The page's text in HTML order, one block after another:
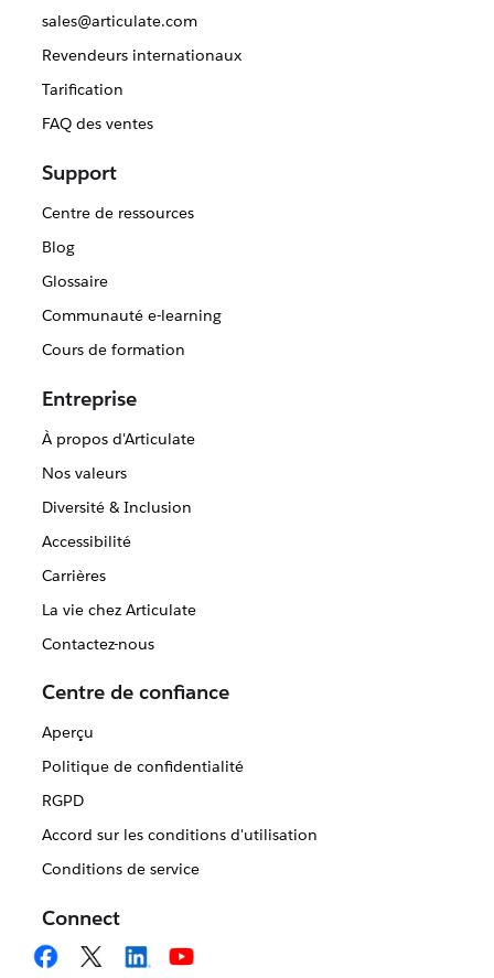
sales@articulate.com
Revendeurs internationaux
Tarification
FAQ des ventes
Support
Centre de ressources
Blog
Glossaire
Communauté e-learning
Cours de formation
Entreprise
À propos d'Articulate
Nos valeurs
Diversité & Inclusion
Accessibilité
Carrières
La vie chez Articulate
Contactez-nous
Centre de confiance
Aperçu
Politique de confidentialité
RGPD
Accord sur les conditions d'utilisation
Conditions de service
Connect